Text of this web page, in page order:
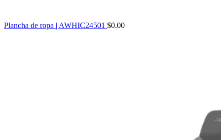
Plancha de ropa | AWHIC24501 $0.00